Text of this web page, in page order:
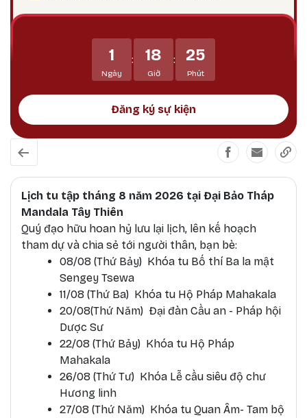
Phật Bản Tôn Mẫu Tính.
1
Ngày
: 18
Giờ
: 25
Phút
Đăng ký sự kiện
Lịch tu tập tháng 8 năm 2026 tại Đại Bảo Tháp
Mandala Tây Thiên
Quý đạo hữu hoan hỷ lưu lại lịch, lên kế hoạch
tham dự và chia sẻ tới người thân, bạn bè:
08/08 (Thứ Bảy) Khóa tu Bố thí Ba la mật
Sengey Tsewa
11/08 (Thứ Ba) Khóa tu Hộ Pháp Mahakala
20/08(Thứ Năm) Đại đàn Cầu an - Pháp hội
Dược Sư
22/08 (Thứ Bảy) Khóa tu Hộ Pháp
Mahakala
26/08 (Thứ Tư) Khóa Lễ cầu siêu độ chư
Hương linh
27/08 (Thứ Năm) Khóa tu Quan Âm- Tam bộ